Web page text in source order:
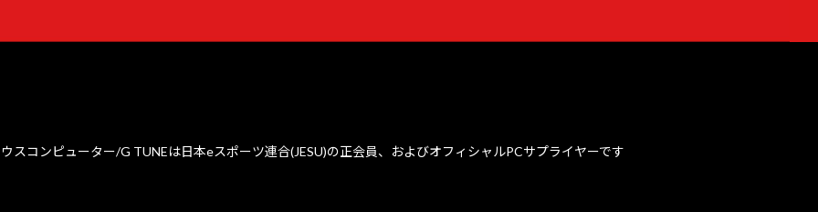
スコンピューター/G TUNEは日本eスポーツ連合(JESU)の正会員、およびオフィシャルPCサプライヤーです